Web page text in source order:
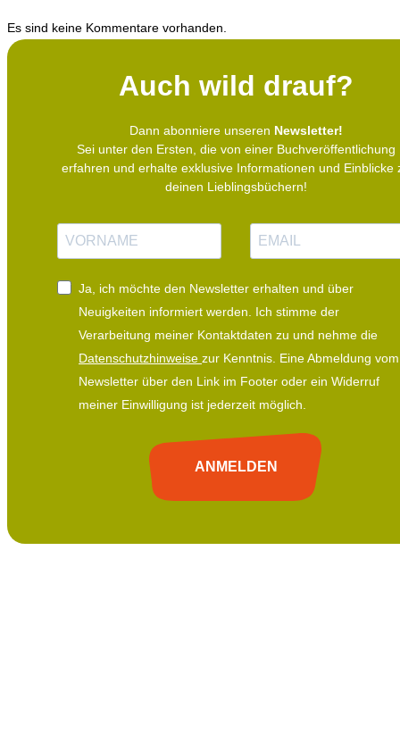
Es sind keine Kommentare vorhanden.
Auch wild drauf?
Dann abonniere unseren Newsletter!
Sei unter den Ersten, die von einer Buchveröffentlichung
erfahren und erhalte exklusive Informationen und Einblicke
deinen Lieblingsbüchern!
N
e
E
a
i
l
Ja, ich möchte den Newsletter erhalten und über
Neuigkeiten informiert werden.
Ich stimme der
Verarbeitung meiner Kontaktdaten zu und nehme die
Datenschutzhinweise zur Kenntnis. Eine Abmeldung vom
Newsletter über den Link im Footer oder ein Widerruf
meiner Einwilligung ist jederzeit möglich.
ANMELDEN